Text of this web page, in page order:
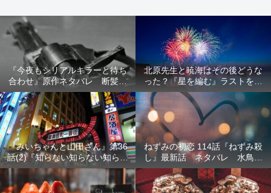
『今夜もシリアルキラーと待ち
合わせ』原作ネタバレ 断髪オ
ブジェ殺人事件 犯人の正体や
結末を解説
北原先生と暁海はその後どうな
った？『星を編む』ラストをネ
タバレ解説
『みいちゃんと山田さん』第36
話(2)『知らない知らない知らな
い』最新話 ネタバレ 犯人確
定 次回最終回
ねずみの初恋 114話『ねずみ殺
し』最新話 ネタバレ 水鳥死
亡 鯆を殺すか